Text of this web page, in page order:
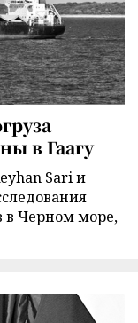
в Гаагу
Sari и
в Черном море,